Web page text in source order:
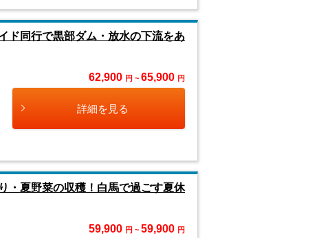
ド同行で黒部ダム・放水の下流をあ
62,900 円 ~ 65,900 円
詳細を見る
・夏野菜の収穫！白馬で過ごす夏休
59,900 円 ~ 59,900 円